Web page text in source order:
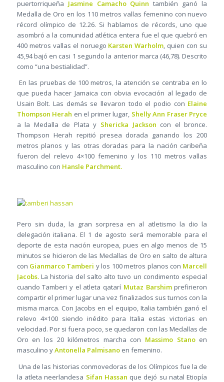
puertorriqueña Jasmine Camacho Quinn también ganó la
Medalla de Oro en los 110 metros vallas femenino con nuevo
récord olímpico de 12.26. Si hablamos de récords, uno que
asombró a la comunidad atlética entera fue el que quebró en
400 metros vallas el noruego Karsten Warholm, quien con su
45,94 bajó en casi 1 segundo la anterior marca (46,78). Descrito
como “una bestialidad”.
En las pruebas de 100 metros, la atención se centraba en lo
que pueda hacer Jamaica con obvia evocación al legado de
Usain Bolt. Las demás se llevaron todo el podio con Elaine
Thompson Herah en el primer lugar, Shelly Ann Fraser Pryce
a la Medalla de Plata y Shericka Jackson con el bronce.
Thompson Herah repitió presea dorada ganando los 200
metros planos y las otras doradas para la nación caribeña
fueron del relevo 4×100 femenino y los 110 metros vallas
masculino con Hansle Parchment.
Pero sin duda, la gran sorpresa en al atletismo la dio la
delegación italiana. El 1 de agosto será memorable para el
deporte de esta nación europea, pues en algo menos de 15
minutos se hicieron de las Medallas de Oro en salto de altura
con Gianmarco Tamberi y los 100 metros planos con Marcell
Jacobs.La historia del salto alto tuvo un condimento especial
cuando Tamberi y el atleta qatarí Mutaz Barshimprefirieron
compartir el primer lugar una vez finalizados sus turnos con la
misma marca. Con Jacobs en el equipo, Italia también ganó el
relevo 4×100 siendo inédito para Italia estas victorias en
velocidad. Por si fuera poco, se quedaron con las Medallas de
Oro en los 20 kilómetros marcha con Massimo Stanoen
masculino yAntonella Palmisanoen femenino.
Una de las historias conmovedoras de los Olímpicos fue la de
la atleta neerlandesa Sifan Hassan que dejó su natal Etiopía